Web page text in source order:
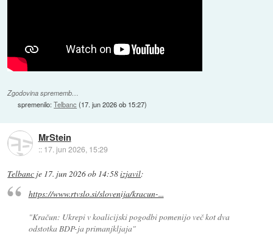
Zgodovina sprememb…
spremenilo:Telbanc (17. jun 2026 ob 15:27)
MrStein
:: 17. jun 2026, 15:29
Telbanc je 17. jun 2026 ob 14:58izjavil:
https://www.rtvslo.si/slovenija/kracun-...
"Kračun: Ukrepi v koalicijski pogodbi pomenijo več kot dva
odstotka BDP-ja primanjkljaja"